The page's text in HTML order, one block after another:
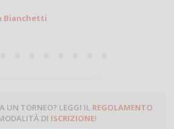
Miglionico
UN TORNEO? LEGGI IL REGOLAMENTO
DI ISCRIZIONE!